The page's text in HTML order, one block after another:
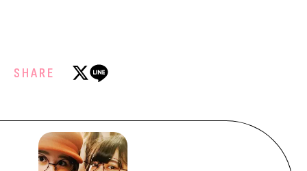
SHARE